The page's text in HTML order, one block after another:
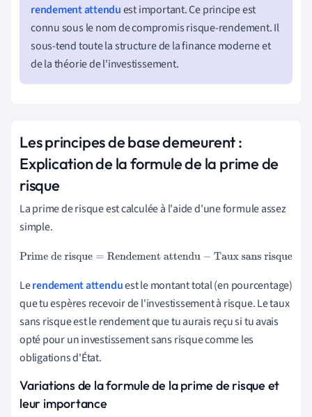
rendement attenduest important. Ce principe est
connu sous le nom de compromis risque-rendement. Il
sous-tend toute la structure de la finance moderne et
de la théorie de l'investissement.
Les principes de base demeurent :
Explication de la formule de la prime de
risque
La prime de risque est calculée à l'aide d'une formule assez
simple.
Prime de risque=Rendement attendu−Taux sans risque
Lerendement attenduest le montant total (en pourcentage)
que tu espères recevoir de l'investissement à risque. Le taux
sans risque est le rendement que tu aurais reçu si tu avais
opté pour un investissement sans risque comme les
obligations d'État.
Variations de la formule de la prime de risque et
leur importance